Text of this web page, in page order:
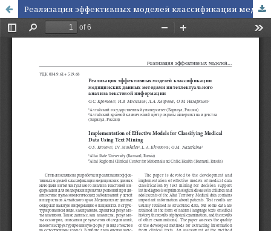
Реализация эффективных моделей классификации медицинских данных методами интеллектуального анализа текстовой информации